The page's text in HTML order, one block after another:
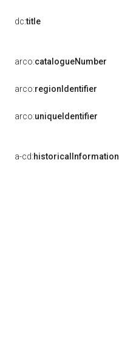
dc:title
arco:catalogueNumber
arco:regionIdentifier
arco:uniqueIdentifier
a-cd:historicalInformation